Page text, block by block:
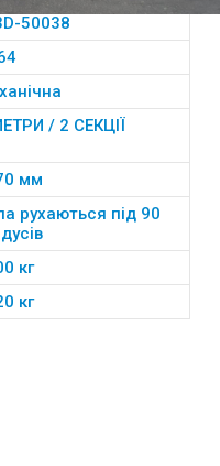
50038
/ 2 СЕКЦІЇ
мм
рухаються під 90
кг
кг